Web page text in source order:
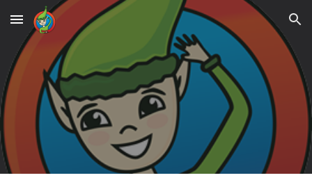
Skip to main content Skip to navigation